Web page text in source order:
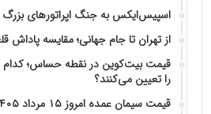
اسپیس‌ایکس به جنگ اپراتورهای بزرگ
از تهران تا جام جهانی؛ مقایسه پاداش
را تعیین می‌کنند؟
قیمت سیمان عمده امروز ۱۵ مرداد ۱۴۰۵ + جدول